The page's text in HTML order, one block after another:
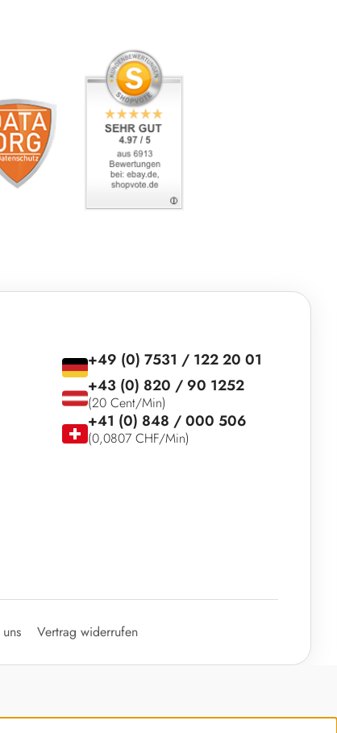
+49 (0) 7531 / 122 20 01
+43 (0) 820 / 90 1252
(20 Cent/Min)
+41 (0) 848 / 000 506
(0,0807 CHF/Min)
Vertrag widerrufen